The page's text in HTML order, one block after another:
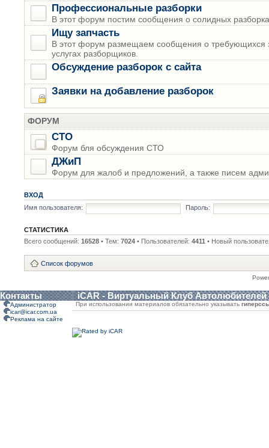
Профессиональные разборки
В этот форум постим сообщения о солидных
Ищу запчасть
В этот форум размещаем сообщения о требующихся
услугах разборщиков.
Обсуждение разборок с сайта
Заявки на добавление разборок
ФОРУМ
СТО
Форум бля обсуждения СТО
ДЖиП
Форум для жалоб и предложений, а также писем
ВХОД
Имя пользователя:
Пароль:
СТАТИСТИКА
Всего сообщений: 16528 • Тем: 7024 • Пользователей: 4411 • Новый
Список форумов
Контакты iCAR - Виртуальный Клуб Автолюбителей
Администратор
icar@icar.com.ua
Реклама на сайте
При использовании материалов обязательно указывать